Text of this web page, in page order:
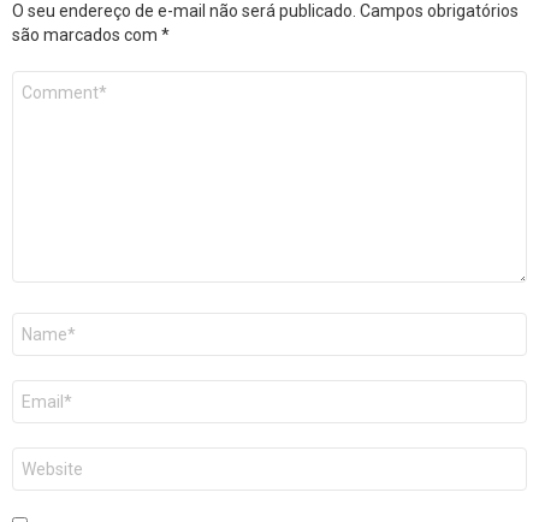
O seu endereço de e-mail não será publicado. Campos obrigatórios
são marcados com *
Comentário
Nome
E-
mail
*
Site